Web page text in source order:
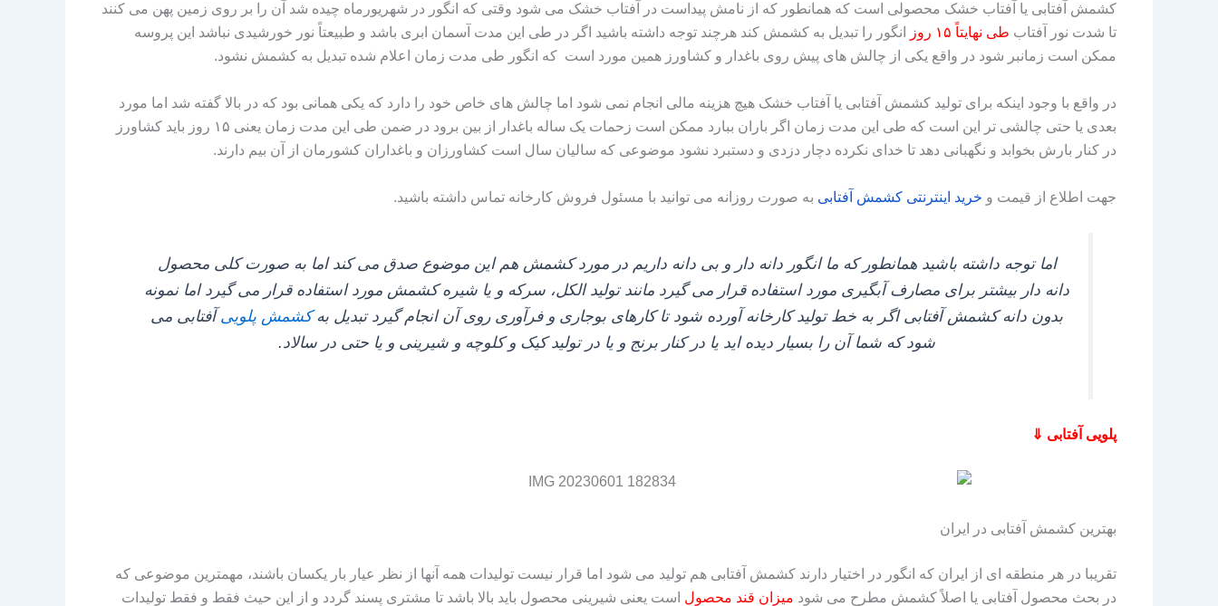
کشمش آفتابی یا آفتاب خشک محصولی است که همانطور که از نامش پیداست در آفتاب خشک می‌ شود وقتی که انگور در شهریورماه چیده شد آن را بر روی زمین پهن می‌ کنند
تا شدت نور آفتاب طی نهایتاً ۱۵ روز
انگور را تبدیل به کشمش کند هرچند توجه داشته باشید اگر در طی این مدت آسمان ابری باشد و طبیعتاً نور خورشیدی نباشد این پروسه
ممکن است زمانبر شود در واقع یکی از چالش‌ های پیش روی باغدار و کشاورز همین مورد است که انگور طی مدت زمان اعلام شده تبدیل به کشمش نشود.
در واقع با وجود اینکه برای تولید کشمش آفتابی یا آفتاب خشک هیچ هزینه مالی انجام نمی‌ شود اما چالش‌ های خاص خود را دارد که یکی همانی بود که در بالا گفته شد اما مورد
بعدی یا حتی چالشی‌ تر این است که طی این مدت زمان اگر باران ببارد ممکن است زحمات یک ساله باغدار از بین برود در ضمن طی این مدت زمان یعنی ۱۵ روز باید کشاورز
در کنار بارش بخوابد و نگهبانی دهد تا خدای نکرده دچار دزدی و دستبرد نشود موضوعی که سالیان سال است کشاورزان و باغداران کشورمان از آن بیم دارند.
جهت اطلاع از قیمت و خرید اینترنتی کشمش آفتابی به صورت روزانه می توانید با مسئول فروش کارخانه تماس داشته باشید.
اما توجه داشته باشید همانطور که ما انگور دانه‌ دار و بی‌ دانه داریم در مورد کشمش هم این موضوع صدق می‌ کند اما به صورت کلی محصول
دانه‌ دار بیشتر برای مصارف آبگیری مورد استفاده قرار می‌ گیرد مانند تولید الکل، سرکه و یا شیره کشمش مورد استفاده قرار می گیرد اما نمونه
بدون دانه کشمش آفتابی اگر به خط تولید کارخانه آورده شود تا کارهای بوجاری و فرآوری روی آن انجام گیرد تبدیل بهکشمش پلویی آفتابی می‌
شود که شما آن را بسیار دیده‌ اید یا در کنار برنج و یا در تولید کیک و کلوچه و شیرینی و یا حتی در سالاد.
پلویی آفتابی ⇓
بهترین کشمش آفتابی در ایران
تقریبا در هر منطقه‌ ای از ایران که انگور در اختیار دارند کشمش آفتابی هم تولید می‌ شود اما قرار نیست تولیدات همه آنها از نظر عیار بار یکسان باشند، مهمترین موضوعی که
در بحث محصول آفتابی یا اصلاً کشمش مطرح می‌ شود میزان قند محصول است یعنی شیرینی محصول باید بالا باشد تا مشتری پسند گردد و از این حیث فقط و فقط تولیدات